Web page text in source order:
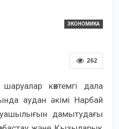
ЭКОНОМИКА
262
көктемгі дала
аудан әкімі Нарбай
дамытудағы